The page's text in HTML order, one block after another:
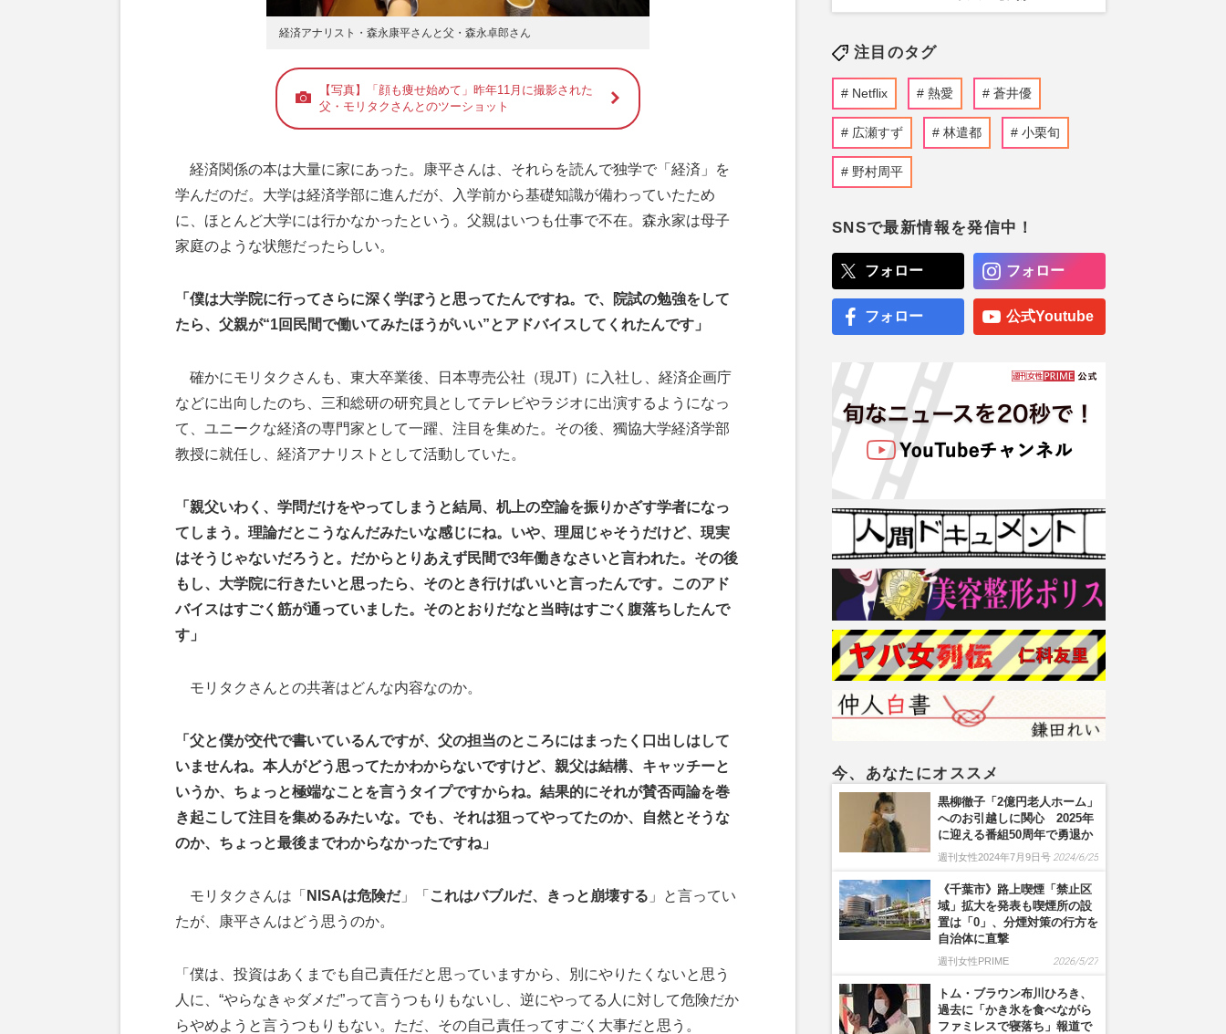
経済アナリスト・森永康平さんと父・森永卓郎さん
【写真】「顔も痩せ始めて」昨年11月に撮影された
父・モリタクさんとのツーショット
経済関係の本は大量に家にあった。康平さんは、それらを読んで独学で「経済」を
学んだのだ。大学は経済学部に進んだが、入学前から基礎知識が備わっていたため
に、ほとんど大学には行かなかったという。父親はいつも仕事で不在。森永家は母子
家庭のような状態だったらしい。
「僕は大学院に行ってさらに深く学ぼうと思ってたんですね。で、院試の勉強をして
たら、父親が“1回民間で働いてみたほうがいい”とアドバイスしてくれたんです」
確かにモリタクさんも、東大卒業後、日本専売公社（現JT）に入社し、経済企画庁
などに出向したのち、三和総研の研究員としてテレビやラジオに出演するようになっ
て、ユニークな経済の専門家として一躍、注目を集めた。その後、獨協大学経済学部
教授に就任し、経済アナリストとして活動していた。
「親父いわく、学問だけをやってしまうと結局、机上の空論を振りかざす学者になっ
てしまう。理論だとこうなんだみたいな感じにね。いや、理屈じゃそうだけど、現実
はそうじゃないだろうと。だからとりあえず民間で3年働きなさいと言われた。その後
もし、大学院に行きたいと思ったら、そのとき行けばいいと言ったんです。このアド
バイスはすごく筋が通っていました。そのとおりだなと当時はすごく腹落ちしたんで
す」
モリタクさんとの共著はどんな内容なのか。
「父と僕が交代で書いているんですが、父の担当のところにはまったく口出しはして
いませんね。本人がどう思ってたかわからないですけど、親父は結構、キャッチーと
いうか、ちょっと極端なことを言うタイプですからね。結果的にそれが賛否両論を巻
き起こして注目を集めるみたいな。でも、それは狙ってやってたのか、自然とそうな
のか、ちょっと最後までわからなかったですね」
モリタクさんは「 NISAは危険だ」「 これはバブルだ、きっと崩壊する 」と言ってい
たが、康平さんはどう思うのか。
「僕は、投資はあくまでも自己責任だと思っていますから、別にやりたくないと思う
人に、“やらなきゃダメだ”って言うつもりもないし、逆にやってる人に対して危険だか
らやめようと言うつもりもない。ただ、その自己責任ってすごく大事だと思う。
注目のタグ
Netflix 熱愛 蒼井優
広瀬すず 林遣都 小栗旬
野村周平
SNSで最新情報を発信中！
フォロー フォロー
フォロー 公式Youtube
今、あなたにオススメ
黒柳徹子「2億円老人ホーム」
へのお引越しに関心 2025年
に迎える番組50周年で勇退か
週刊女性2024年7月9日号 2024/6/25
《千葉市》路上喫煙「禁止区
域」拡大を発表も喫煙所の設
置は「0」、分煙対策の行方を
自治体に直撃
週刊女性PRIME 2026/5/27
トム・ブラウン布川ひろき、
過去に「かき氷を食べながら
ファミレスで寝落ち」報道で